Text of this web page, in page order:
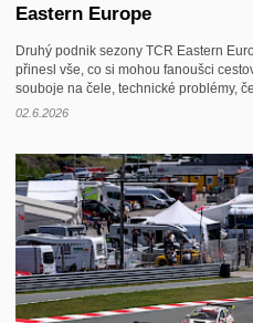
Eastern Europe
Druhý podnik sezony TCR Eastern
přinesl vše, co si mohou fanoušci
souboje na čele, technické problémy,
02.6.2026